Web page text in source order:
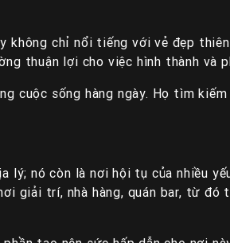
không chỉ nổi tiếng với vẻ đẹp
thuận lợi cho việc hình thành và
cuộc sống hàng ngày. Họ tìm
nó còn là nơi hội tụ của nhiều
giải trí, nhà hàng, quán bar, từ đó